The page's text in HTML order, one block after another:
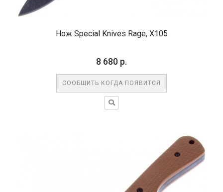
Нож Special Knives Rage, X105
8 680 р.
СООБЩИТЬ КОГДА ПОЯВИТСЯ